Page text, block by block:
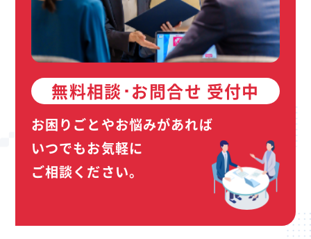
無料相談･お問合せ 受付中
お困りごとやお悩みがあれば
いつでもお気軽に
ご相談ください。